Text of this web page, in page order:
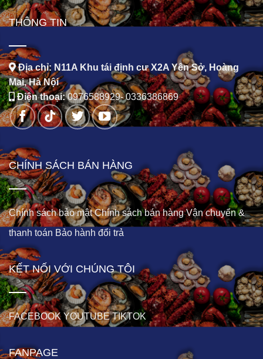
THÔNG TIN
Địa chỉ: N11A Khu tái định cư X2A Yên Sở, Hoàng
Mai, Hà Nội
Điện thoại: 0976588929-0336386869
CHÍNH SÁCH BÁN HÀNG
Chính sách bảo mật Chính sách bán hàng Vận chuyển &
thanh toán Bảo hành đổi trả
KẾT NỐI VỚI CHÚNG TÔI
FACEBOOK YOUTUBE TIKTOK
FANPAGE